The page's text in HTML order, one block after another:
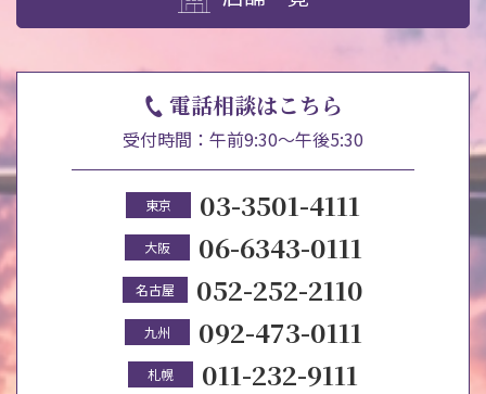
電話相談はこちら
受付時間：午前9:30～午後5:30
東京 03-3501-4111
大阪 06-6343-0111
名古屋 052-252-2110
九州 092-473-0111
札幌 011-232-9111